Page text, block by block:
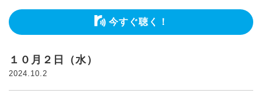
今すぐ聴く！
１０月２日（水）
2024.10.2